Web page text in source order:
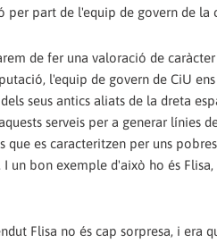
per part de l'equip de govern de la
de fer una valoració de
l'equip de govern de CiU
seus antics aliats de la dreta
serveis per a generar línies
que es caracteritzen per uns
un bon exemple d'això ho és
Flisa no és cap sorpresa, i era